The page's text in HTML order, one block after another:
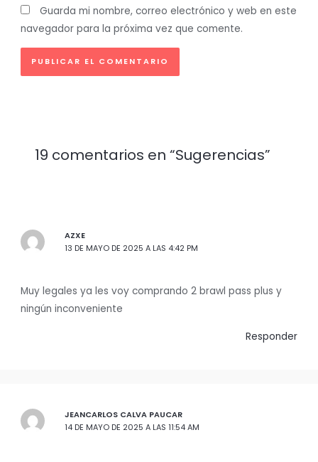
Guarda mi nombre, correo electrónico y web en este
navegador para la próxima vez que comente.
19 comentarios en “Sugerencias”
AZXE
13 DE MAYO DE 2025 A LAS 4:42 PM
Muy legales ya les voy comprando 2 brawl pass plus y
ningún inconveniente
Responder
JEANCARLOS CALVA PAUCAR
14 DE MAYO DE 2025 A LAS 11:54 AM